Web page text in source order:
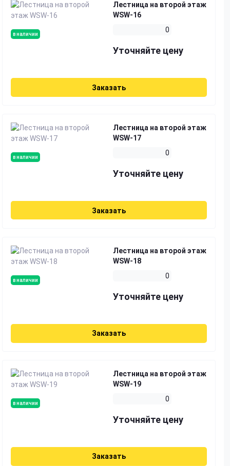
в наличии
Лестница на второй этаж
WSW-16
0
Уточняйте цену
Заказать
в наличии
Лестница на второй этаж
WSW-17
0
Уточняйте цену
Заказать
в наличии
Лестница на второй этаж
WSW-18
0
Уточняйте цену
Заказать
в наличии
Лестница на второй этаж
WSW-19
0
Уточняйте цену
Заказать